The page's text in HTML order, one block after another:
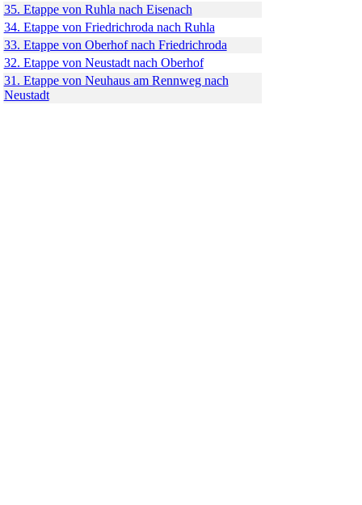
35. Etappe von Ruhla nach Eisenach
34. Etappe von Friedrichroda nach Ruhla
33. Etappe von Oberhof nach Friedrichroda
32. Etappe von Neustadt nach Oberhof
31. Etappe von Neuhaus am Rennweg nach
Neustadt